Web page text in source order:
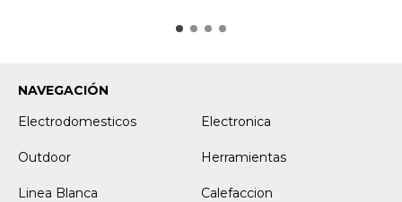
NAVEGACIÓN
Electrodomesticos
Electronica
Outdoor Herramientas
Linea Blanca Calefaccion